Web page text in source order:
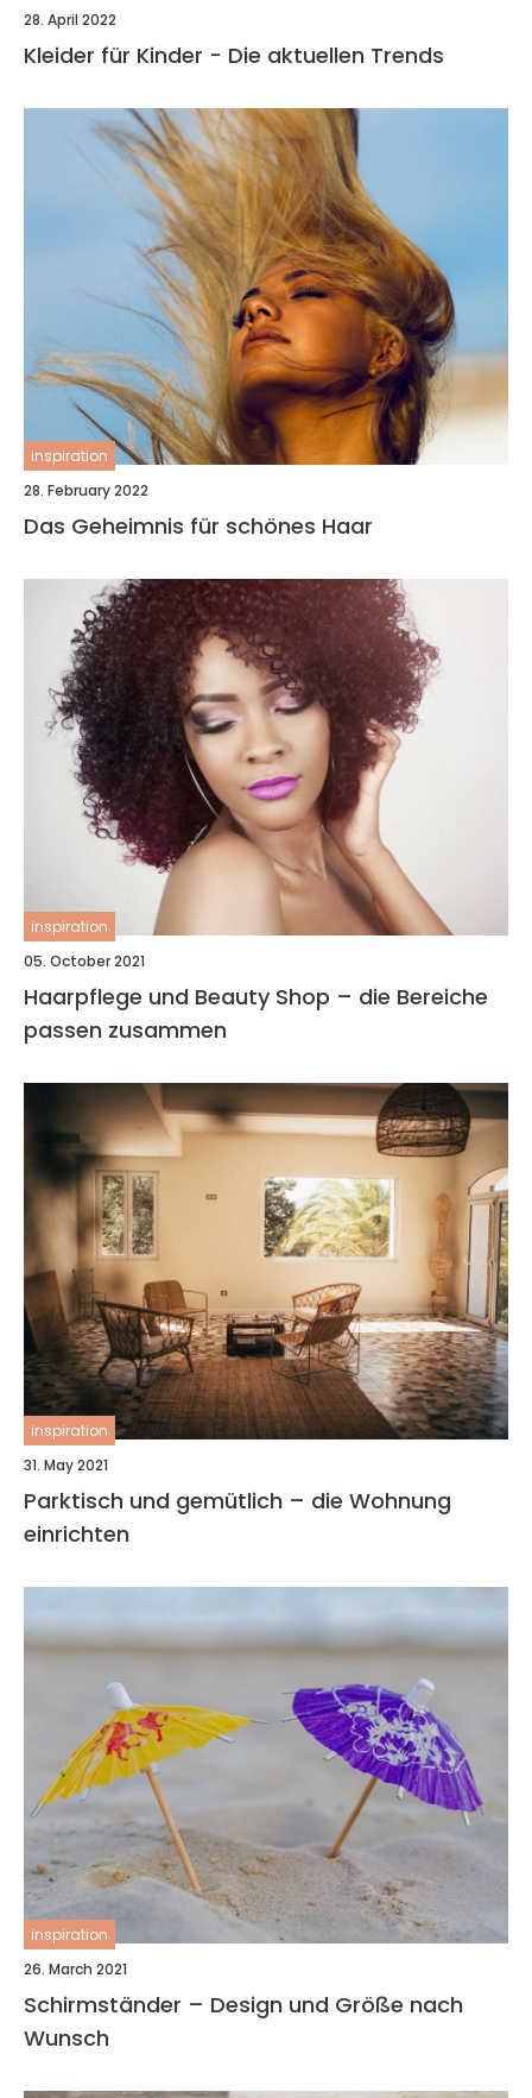
28. April 2022
Kleider für Kinder - Die aktuellen Trends
inspiration
28. February 2022
Das Geheimnis für schönes Haar
inspiration
05. October 2021
Haarpflege und Beauty Shop – die Bereiche
passen zusammen
inspiration
31. May 2021
Parktisch und gemütlich – die Wohnung
einrichten
inspiration
26. March 2021
Schirmständer – Design und Größe nach
Wunsch